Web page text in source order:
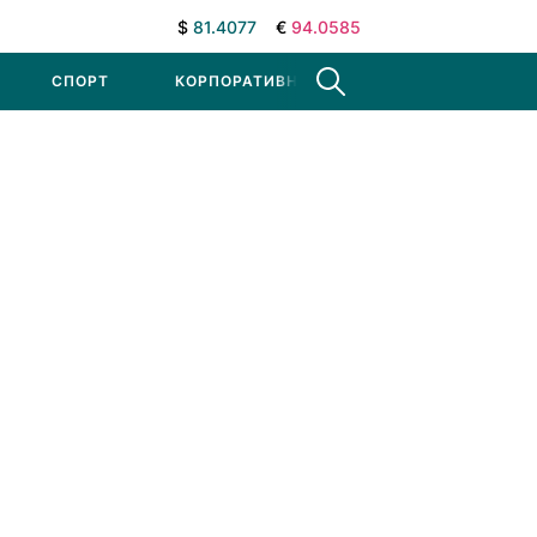
$ 81.4077 € 94.0585
СПОРТ КОРПОРАТИВНЫЕ НОВОСТИ